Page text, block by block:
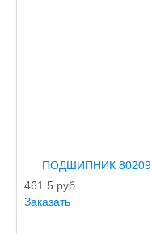
ПОДШИПНИК
461.5 руб.
Заказать